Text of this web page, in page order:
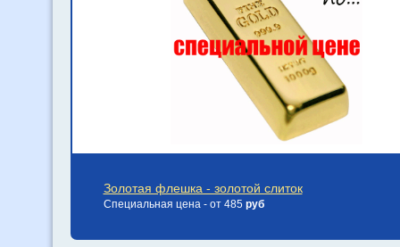
Золотая флешка - золотой слиток
Специальная цена - от 485 руб